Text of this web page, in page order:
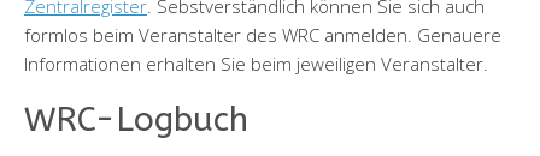
Zentralregister . Sebstverständlich können Sie sich auch
formlos beim Veranstalter des WRC anmelden. Genauere
Informationen erhalten Sie beim jeweiligen Veranstalter.
WRC-Logbuch